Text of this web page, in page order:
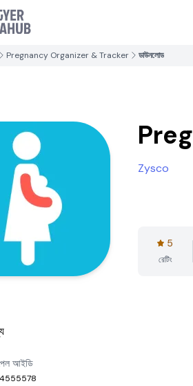
Pregnancy Organizer & Tracker ডাউনলোড
Zysco
5
রেটিং
আইডি